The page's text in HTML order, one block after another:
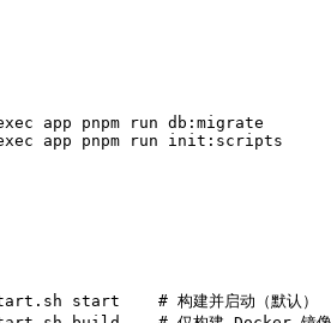
app pnpm run db:migrate
app pnpm run init:scripts
start
    # 构建并启动（默认）